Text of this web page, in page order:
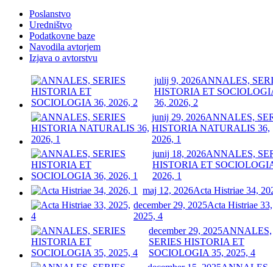
Poslanstvo
Uredništvo
Podatkovne baze
Navodila avtorjem
Izjava o avtorstvu
julij 9, 2026ANNALES,
HISTORIA ET
36, 2026, 2
junij 29, 2026ANNALES,
HISTORIA NATURALIS 36,
2026, 1
junij 18, 2026ANNALES,
HISTORIA ET
2026, 1
maj 12, 2026Acta Histriae 34,
december 29, 2025Acta Histriae 33,
2025, 4
december 29, 2025ANNALES,
SERIES HISTORIA ET
SOCIOLOGIA 35, 2025, 4